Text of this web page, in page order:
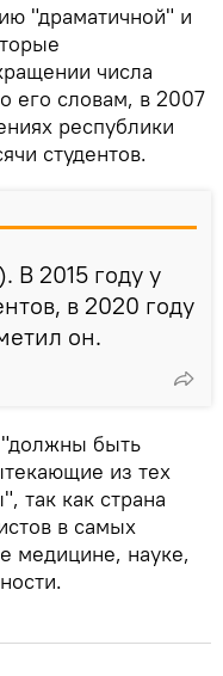
"драматичной" и
числа
его словам, в 2007
республики
студентов.
В 2015 году у
в 2020 году
он.
быть
из тех
так как страна
в самых
медицине, науке,